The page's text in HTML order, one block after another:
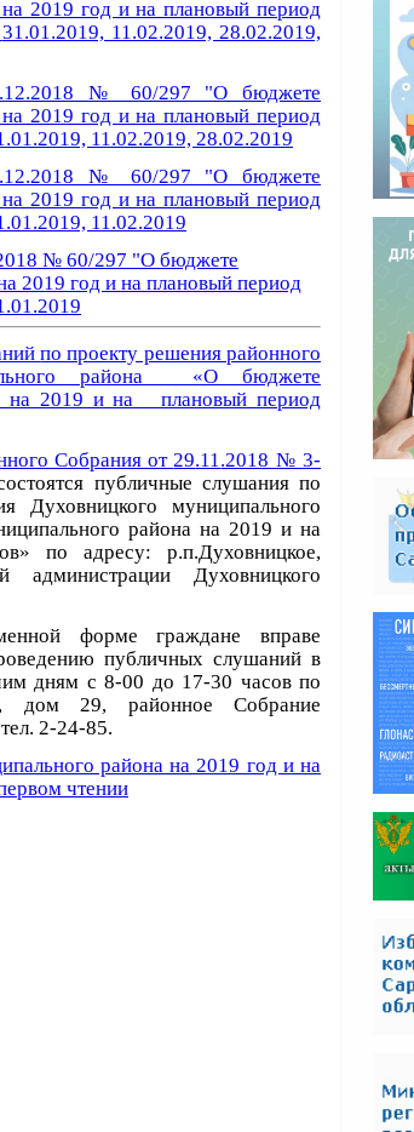
2019 год и на плановый период
31.01.2019, 11.02.2019, 28.02.2019,
№ 60/297 "О бюджете
2019 год и на плановый период
11.02.2019, 28.02.2019
№ 60/297 "О бюджете
2019 год и на плановый период
11.02.2019
№ 60/297 "О бюджете
2019 год и на плановый период
по проекту решения районного
района «О бюджете
на 2019 и на плановый период
Собрания от29.11.2018 № 3-
публичные слушания по
Духовницкого муниципального
района на 2019 и на
по адресу: р.п.Духовницкое,
Духовницкого
форме граждане вправе
публичных слушаний в
дням с 8-00 до 17-30 часов по
дом 29, районное Собрание
2-24-85.
района на 2019 год и на
чтении